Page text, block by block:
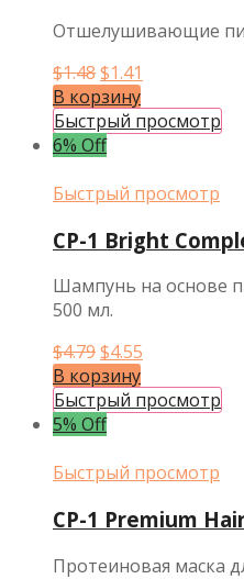
Отшелушивающие
$1.48Первоначальная
цена
составляла
$1.48.
$1.41
$1.41.
В корзину
Быстрый просмотр
6% Off
Быстрый просмотр
CP-1 Bright
Шампунь на основе
500 мл.
$4.79Первоначальная
цена
составляла
$4.79.
$4.55
$4.55.
В корзину
Быстрый просмотр
5% Off
Быстрый просмотр
CP-1 Premium
Протеиновая маска